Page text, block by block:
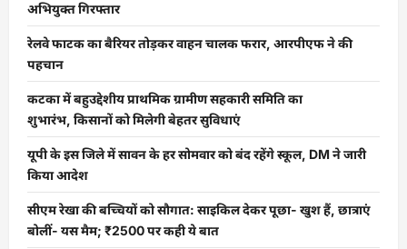
अभियुक्त गिरफ्तार
रेलवे फाटक का बैरियर तोड़कर वाहन चालक फरार, आरपीएफ ने की
पहचान
कटका में बहुउद्देशीय प्राथमिक ग्रामीण सहकारी समिति का
शुभारंभ, किसानों को मिलेगी बेहतर सुविधाएं
यूपी के इस जिले में सावन के हर सोमवार को बंद रहेंगे स्कूल, DM ने जारी
किया आदेश
सीएम रेखा की बच्चियों को सौगात: साइकिल देकर पूछा- खुश हैं, छात्राएं
बोलीं- यस मैम; ₹2500 पर कही ये बात